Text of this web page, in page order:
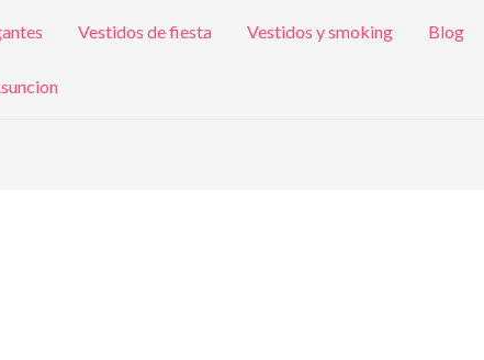
Vestidos de fiesta Vestidos y smoking Blog